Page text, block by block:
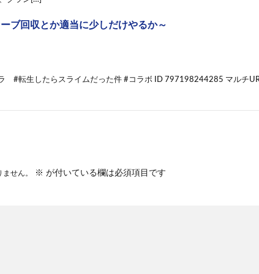
ーブ回収とか適当に少しだけやるか～
#転生したらスライムだった件 #コラボ ID 797198244285 マルチ
せん。 ※ が付いている欄は必須項目です